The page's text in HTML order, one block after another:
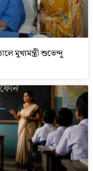
মুখ্যমন্ত্রী শুভেন্দু